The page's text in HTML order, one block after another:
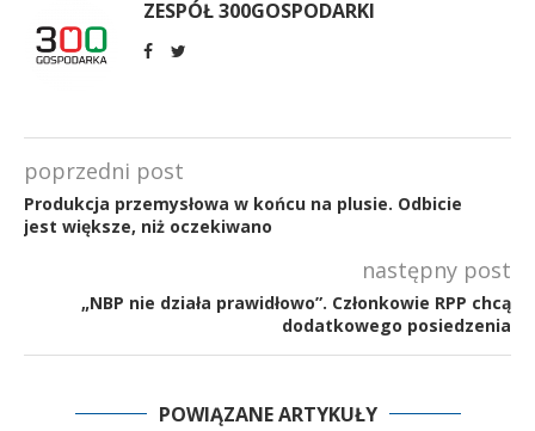
ZESPÓŁ 300GOSPODARKI
poprzedni post
Produkcja przemysłowa w końcu na plusie. Odbicie
jest większe, niż oczekiwano
następny post
„NBP nie działa prawidłowo”. Członkowie RPP chcą
dodatkowego posiedzenia
POWIĄZANE ARTYKUŁY